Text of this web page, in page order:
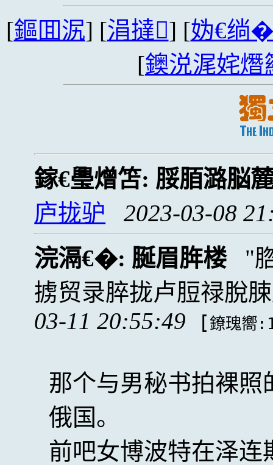
[鏂囬泦] [涓撻] [妫€绱
[鐭涚浘姹熸
鎵€璺熷笘: 脮脜潞脳
庐拢驴
2023-03-08
浣滆€�: 脠眉脌楼
掳贸录脺拢卢脰禄脫
03-11 20:55:49
[鐐瑰嚮
那个与男秘书拍裸
俄国。
前吧女博波特在泽